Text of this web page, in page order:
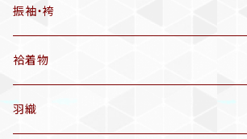
有松絞り浴衣(6～9月頃)
アンティーク帯
アンティーク仕立てかえ帯
名古屋帯
振袖・袴
袷着物
アンティーク着物
羽織